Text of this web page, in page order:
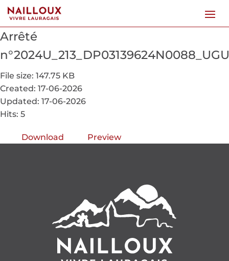
Arrêté
File size: 147.75 KB
Created: 17-06-2026
Updated: 17-06-2026
Hits: 5
Download Preview